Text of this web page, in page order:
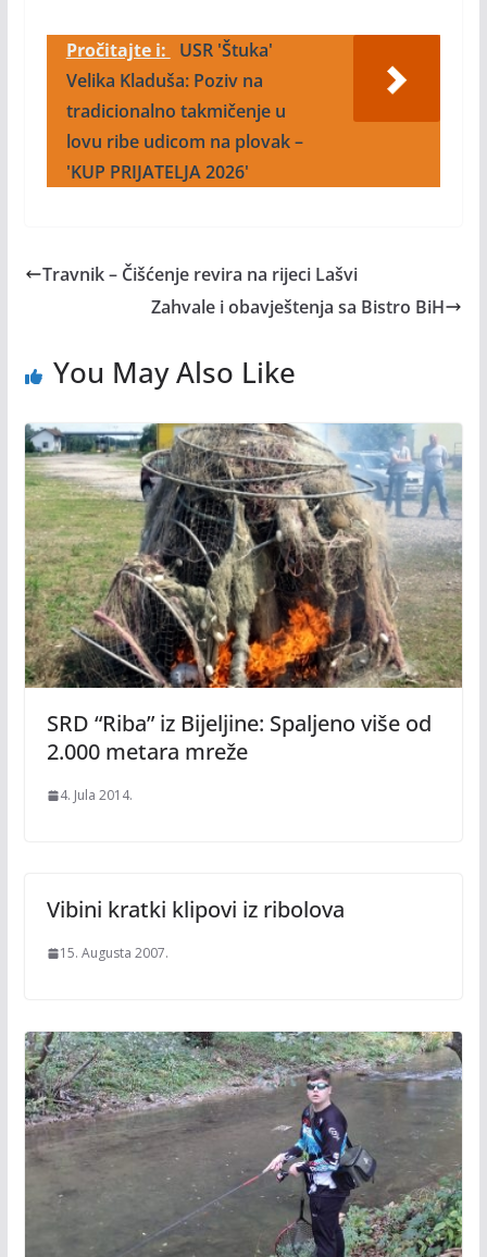
Pročitajte i:
USR 'Štuka'
Velika Kladuša: Poziv na
tradicionalno takmičenje u
lovu ribe udicom na plovak –
'KUP PRIJATELJA 2026'
Travnik – Čišćenje revira na rijeci Lašvi
Zahvale i obavještenja sa Bistro BiH
You May Also Like
SRD “Riba” iz Bijeljine: Spaljeno više od
2.000 metara mreže
4. Jula 2014.
Vibini kratki klipovi iz ribolova
15. Augusta 2007.